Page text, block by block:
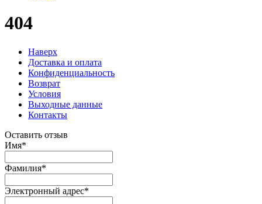
404
Наверх
Доставка и оплата
Конфиденциальность
Возврат
Условия
Выходные данные
Контакты
Оставить отзыв
Имя*
Фамилия*
Электронный адрес*